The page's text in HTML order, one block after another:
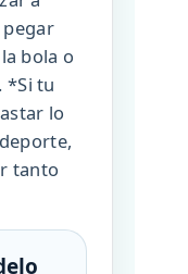
bola o
*Si tu
lo
tanto